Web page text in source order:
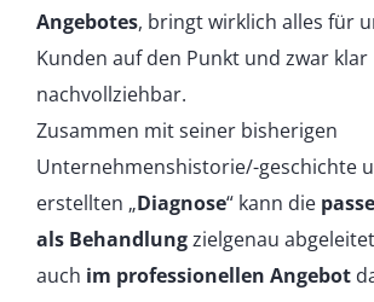
Angebotes, bringt wirklich alles für
Kunden auf den Punkt und zwar klar
nachvollziehbar.
Zusammen mit seiner bisherigen
Unternehmenshistorie/-geschichte
erstellten „Diagnose“ kann die
als Behandlungzielgenau
auch im professionellen Angebot